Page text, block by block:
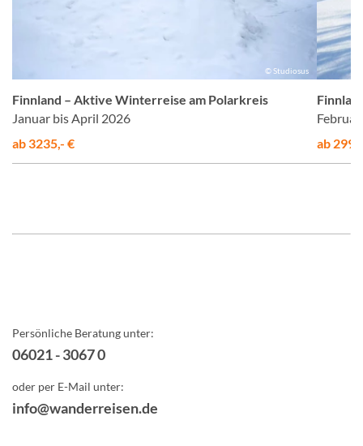
© Studiosus
Finnland – Aktive Winterreise am Polarkreis
Januar bis April 2026
ab 3235,- €
ab
Persönliche Beratung unter:
06021 - 3067 0
oder per E-Mail unter:
info@wanderreisen.de